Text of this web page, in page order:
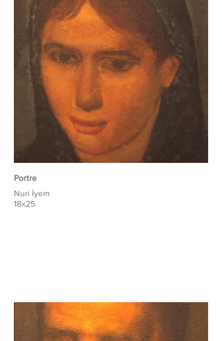
Portre
Nuri İyem
18x25